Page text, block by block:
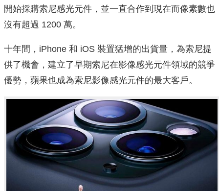
開始採購索尼感光元件，並一直合作到現在而像素數也
沒有超過 1200 萬。
十年間，iPhone 和 iOS 裝置猛增的出貨量，為索尼提
供了機會，建立了早期索尼在影像感光元件領域的競爭
優勢，蘋果也成為索尼影像感光元件的最大客戶。